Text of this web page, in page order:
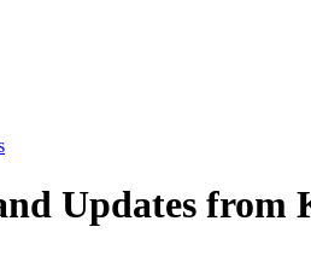
Updates from